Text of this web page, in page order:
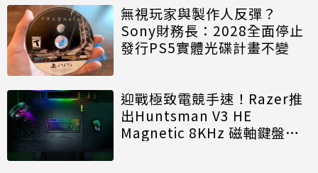
無視玩家與製作人反彈？
Sony財務長：2028全面停止
發行PS5實體光碟計畫不變
迎戰極致電競手速！Razer推
出Huntsman V3 HE
Magnetic 8KHz 磁軸鍵盤效